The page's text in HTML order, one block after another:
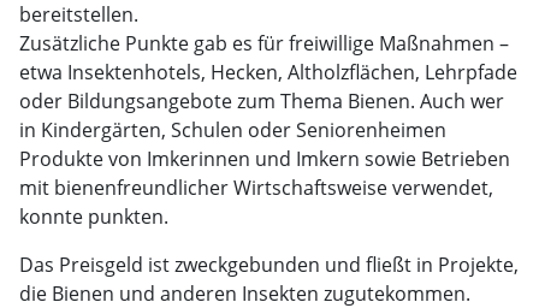
bereitstellen.
Zusätzliche Punkte gab es für freiwillige Maßnahmen –
etwa Insektenhotels, Hecken, Altholzflächen, Lehrpfade
oder Bildungsangebote zum Thema Bienen. Auch wer
in Kindergärten, Schulen oder Seniorenheimen
Produkte von Imkerinnen und Imkern sowie Betrieben
mit bienenfreundlicher Wirtschaftsweise verwendet,
konnte punkten.
Das Preisgeld ist zweckgebunden und fließt in Projekte,
die Bienen und anderen Insekten zugutekommen.